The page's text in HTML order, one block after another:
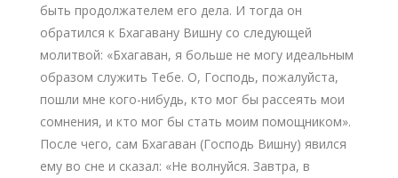
быть продолжателем его дела. И тогда он
обратился к Бхагавану Вишну со следующей
молитвой: «Бхагаван, я больше не могу идеальным
образом служить Тебе. О, Господь, пожалуйста,
пошли мне кого-нибудь, кто мог бы рассеять мои
сомнения, и кто мог бы стать моим помощником».
После чего, сам Бхагаван (Господь Вишну) явился
ему во сне и сказал: «Не волнуйся. Завтра, в